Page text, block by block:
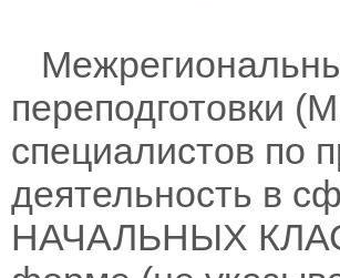
переподготовки
специалистов по
деятельность в
НАЧАЛЬНЫХ